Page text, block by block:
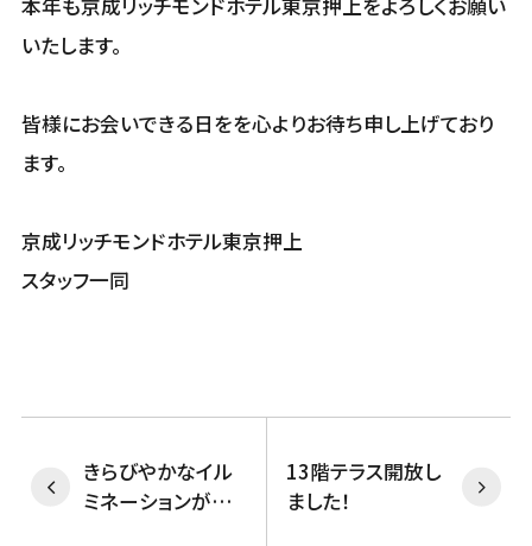
いたします。
皆様にお会いできる日をを心よりお待ち申し上げており
ます。
京成リッチモンドホテル東京押上
スタッフ一同
きらびやかなイル
ミネーションが街
13階テラス開放し
ました！